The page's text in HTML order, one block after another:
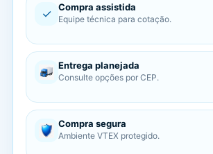
✓ Compra assistida
Equipe técnica para cotação.
Entrega planejada
Consulte opções por CEP.
Compra segura
Ambiente VTEX protegido.